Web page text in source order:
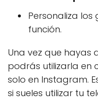
Personaliza
función.
Una vez que hayas
podrás utilizarla en
solo en Instagram.
si sueles utilizar tu